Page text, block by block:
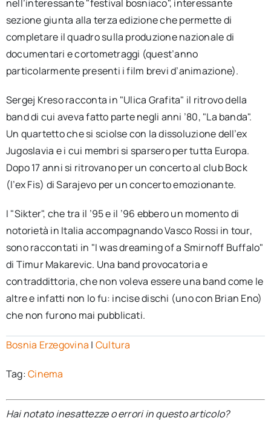
nell’interessante "festival bosniaco", interessante
sezione giunta alla terza edizione che permette di
completare il quadro sulla produzione nazionale di
documentari e cortometraggi (quest’anno
particolarmente presenti i film brevi d’animazione).
Sergej Kreso racconta in "Ulica Grafita" il ritrovo della
band di cui aveva fatto parte negli anni ’80, "La banda".
Un quartetto che si sciolse con la dissoluzione dell’ex
Jugoslavia e i cui membri si sparsero per tutta Europa.
Dopo 17 anni si ritrovano per un concerto al club Bock
(l’ex Fis) di Sarajevo per un concerto emozionante.
I "Sikter", che tra il ’95 e il ’96 ebbero un momento di
notorietà in Italia accompagnando Vasco Rossi in tour,
sono raccontati in "I was dreaming of a Smirnoff Buffalo"
di Timur Makarevic. Una band provocatoria e
contraddittoria, che non voleva essere una band come le
altre e infatti non lo fu: incise dischi (uno con Brian Eno)
che non furono mai pubblicati.
Bosnia Erzegovina | Cultura
Tag:Cinema
Hai notato inesattezze o errori in questo articolo?